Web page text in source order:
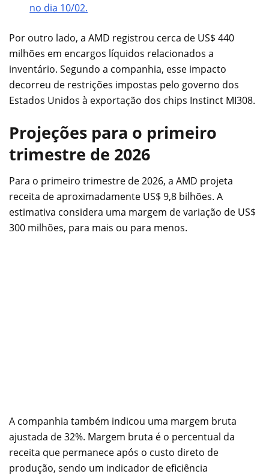
no dia 10/02.
Por outro lado, a AMD registrou cerca de US$ 440
milhões em encargos líquidos relacionados a
inventário. Segundo a companhia, esse impacto
decorreu de restrições impostas pelo governo dos
Estados Unidos à exportação dos chips Instinct MI308.
Projeções para o primeiro
trimestre de 2026
Para o primeiro trimestre de 2026, a AMD projeta
receita de aproximadamente US$ 9,8 bilhões. A
estimativa considera uma margem de variação de US$
300 milhões, para mais ou para menos.
A companhia também indicou uma margem bruta
ajustada de 32%. Margem bruta é o percentual da
receita que permanece após o custo direto de
produção, sendo um indicador de eficiência